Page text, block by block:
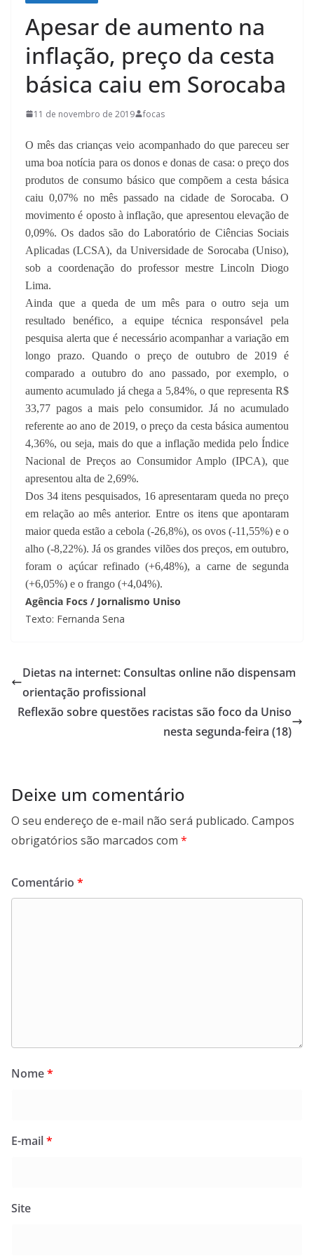
Apesar de aumento na
inflação, preço da cesta
básica caiu em Sorocaba
11 de novembro de 2019 focas
O mês das crianças veio acompanhado do que pareceu ser
uma boa notícia para os donos e donas de casa: o preço dos
produtos de consumo básico que compõem a cesta básica
caiu 0,07% no mês passado na cidade de Sorocaba. O
movimento é oposto à inflação, que apresentou elevação de
0,09%. Os dados são do Laboratório de Ciências Sociais
Aplicadas (LCSA), da Universidade de Sorocaba (Uniso),
sob a coordenação do professor mestre Lincoln Diogo
Lima.
Ainda que a queda de um mês para o outro seja um
resultado benéfico, a equipe técnica responsável pela
pesquisa alerta que é necessário acompanhar a variação em
longo prazo. Quando o preço de outubro de 2019 é
comparado a outubro do ano passado, por exemplo, o
aumento acumulado já chega a 5,84%, o que representa R$
33,77 pagos a mais pelo consumidor. Já no acumulado
referente ao ano de 2019, o preço da cesta básica aumentou
4,36%, ou seja, mais do que a inflação medida pelo Índice
Nacional de Preços ao Consumidor Amplo (IPCA), que
apresentou alta de 2,69%.
Dos 34 itens pesquisados, 16 apresentaram queda no preço
em relação ao mês anterior. Entre os itens que apontaram
maior queda estão a cebola (-26,8%), os ovos (-11,55%) e o
alho (-8,22%). Já os grandes vilões dos preços, em outubro,
foram o açúcar refinado (+6,48%), a carne de segunda
(+6,05%) e o frango (+4,04%).
Agência Focs / Jornalismo Uniso
Texto: Fernanda Sena
Dietas na internet: Consultas online não dispensam
orientação profissional
Reflexão sobre questões racistas são foco da Uniso
nesta segunda-feira (18)
Deixe um comentário
O seu endereço de e-mail não será publicado. Campos
obrigatórios são marcados com *
Comentário *
Nome*
E-mail*
Site